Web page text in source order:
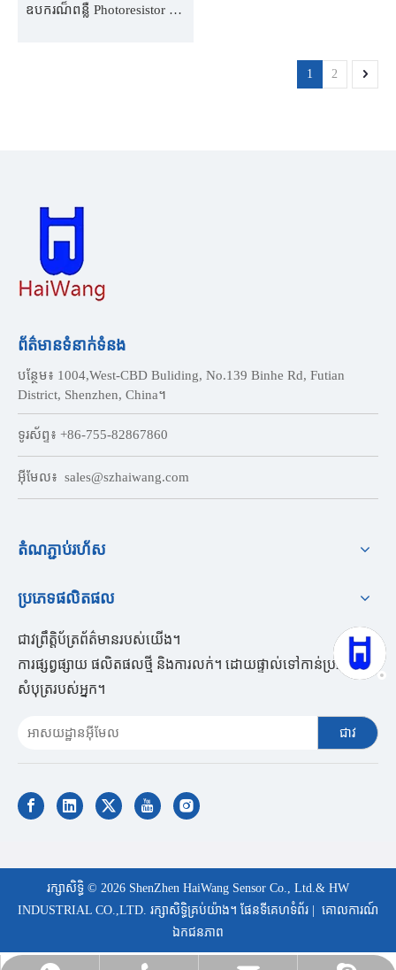
ឧបករណ៏ពន្លឺ Photoresistor ធន់
1 2
ព័ត៌មានទំនាក់ទំនង
បន្ថែម៖ 1004,West-CBD Buliding, No.139 Binhe Rd, Futian
District, Shenzhen, China។
ទូរស័ព្ទ៖ +86-755-82867860
អ៊ីមែល៖ sales@szhaiwang.com
តំណភ្ជាប់រហ័ស
ប្រភេទផលិតផល
ជាវព្រឹត្តិប័ត្រព័ត៌មានរបស់យើង។
ការផ្សព្វផ្សាយ ផលិតផលថ្មី និងការលក់។ ដោយផ្ទាល់ទៅកាន់ប្រអប់
សំបុត្ររបស់អ្នក។
ជាវ
រក្សាសិទ្ធិ © 2026 ShenZhen HaiWang Sensor Co., Ltd.& HW
INDUSTRIAL CO.,LTD. រក្សាសិទ្ធិគ្រប់យ៉ាង។ ផែនទីគេហទំព័រ | គោលការណ៍
ឯកជនភាព